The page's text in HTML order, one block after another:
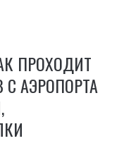
ПРОХОДИТ
АЭРОПОРТА